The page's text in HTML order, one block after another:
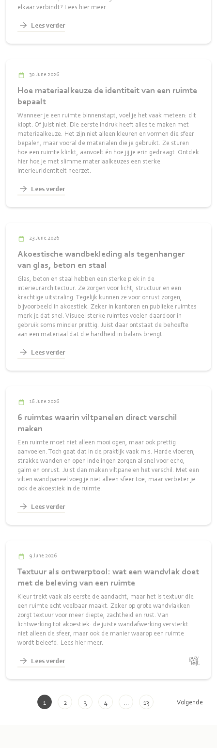
elkaar verbindt? Lees hier meer.
Lees verder
30 June 2026
Hoe materiaalkeuze de identiteit van een ruimte
bepaalt
Wanneer je een ruimte binnenstapt, voel je het vaak meteen: dit
klopt. Of juist niet. Die eerste indruk heeft alles te maken met
materiaalkeuze. Het zijn niet alleen kleuren en vormen die sfeer
bepalen, maar vooral de materialen die je gebruikt. Ze sturen
hoe een ruimte klinkt, aanvoelt én hoe jij je erin gedraagt. Ontdek
hier hoe je met slimme materiaalkeuzes een sterke
interieuridentiteit neerzet.
Lees verder
23 June 2026
Akoestische wandbekleding als tegenhanger
van glas, beton en staal
Glas, beton en staal hebben een sterke plek in de
interieurarchitectuur. Ze zorgen voor licht, structuur en een
krachtige uitstraling. Tegelijk kunnen ze voor onrust zorgen,
bijvoorbeeld in akoestiek. Zeker in kantoren en publieke ruimtes
merk je dat snel. Visueel sterke ruimtes voelen daardoor in
gebruik soms minder prettig. Juist daar ontstaat de behoefte
aan een materiaal dat die hardheid in balans brengt.
Lees verder
16 June 2026
6 ruimtes waarin viltpanelen direct verschil
maken
Een ruimte moet niet alleen mooi ogen, maar ook prettig
aanvoelen. Toch gaat dat in de praktijk vaak mis. Harde vloeren,
strakke wanden en open indelingen zorgen al snel voor echo,
galm en onrust. Juist dan maken viltpanelen het verschil. Met een
vilten wandpaneel voeg je niet alleen sfeer toe, maar verbeter je
ook de akoestiek in de ruimte.
Lees verder
9 June 2026
Textuur als ontwerptool: wat een wandvlak doet
met de beleving van een ruimte
Kleur trekt vaak als eerste de aandacht, maar het is textuur die
een ruimte echt voelbaar maakt. Zeker op grote wandvlakken
zorgt textuur voor meer diepte, zachtheid en rust. Van
lichtwerking tot akoestiek: de juiste wandafwerking versterkt
niet alleen de sfeer, maar ook de manier waarop een ruimte
wordt beleefd. Lees hier meer.
Lees verder
1 2 3 4 13 Volgende